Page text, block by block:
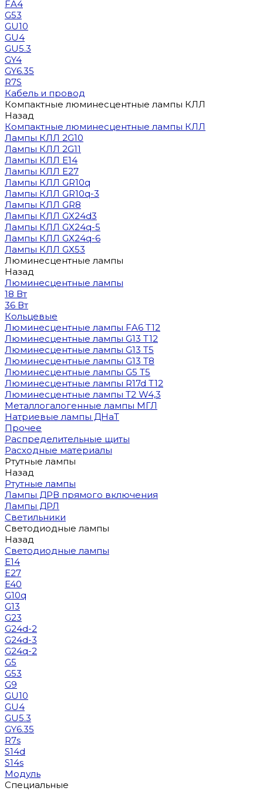
FA4
G53
GU10
GU4
GU5.3
GY4
GY6.35
R7S
Кабель и провод
Компактные люминесцентные лампы КЛЛ
Назад
Компактные люминесцентные лампы КЛЛ
Лампы КЛЛ 2G10
Лампы КЛЛ 2G11
Лампы КЛЛ E14
Лампы КЛЛ E27
Лампы КЛЛ GR10q
Лампы КЛЛ GR10q-3
Лампы КЛЛ GR8
Лампы КЛЛ GX24d3
Лампы КЛЛ GX24q-5
Лампы КЛЛ GX24q-6
Лампы КЛЛ GX53
Люминесцентные лампы
Назад
Люминесцентные лампы
18 Вт
36 Вт
Кольцевые
Люминесцентные лампы FA6 T12
Люминесцентные лампы G13 T12
Люминесцентные лампы G13 T5
Люминесцентные лампы G13 T8
Люминесцентные лампы G5 T5
Люминесцентные лампы R17d T12
Люминесцентные лампы T2 W4,3
Металлогалогенные лампы МГЛ
Натриевые лампы ДНаТ
Прочее
Распределительные щиты
Расходные материалы
Ртутные лампы
Назад
Ртутные лампы
Лампы ДРВ прямого включения
Лампы ДРЛ
Светильники
Светодиодные лампы
Назад
Светодиодные лампы
E14
E27
E40
G10q
G13
G23
G24d-2
G24d-3
G24q-2
G5
G53
G9
GU10
GU4
GU5.3
GY6.35
R7s
S14d
S14s
Модуль
Специальные